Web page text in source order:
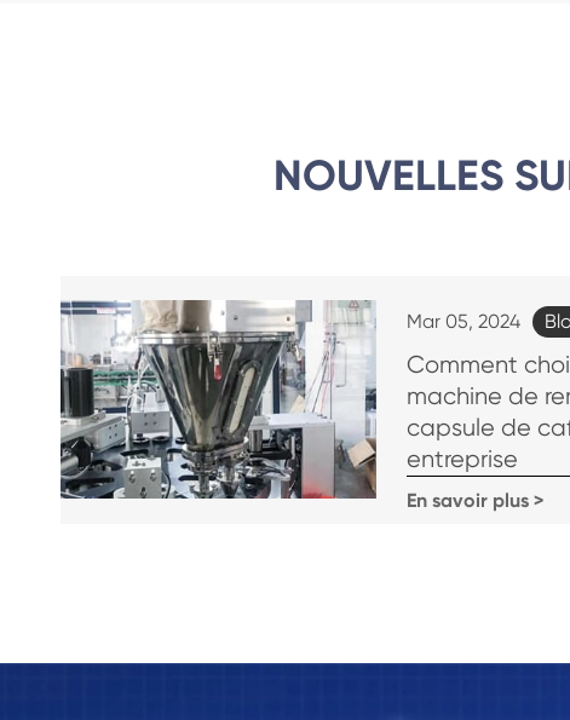
NOUVELLES
Mar 05, 2024
Comment
machine de
capsule de
entreprise
En savoir plus >